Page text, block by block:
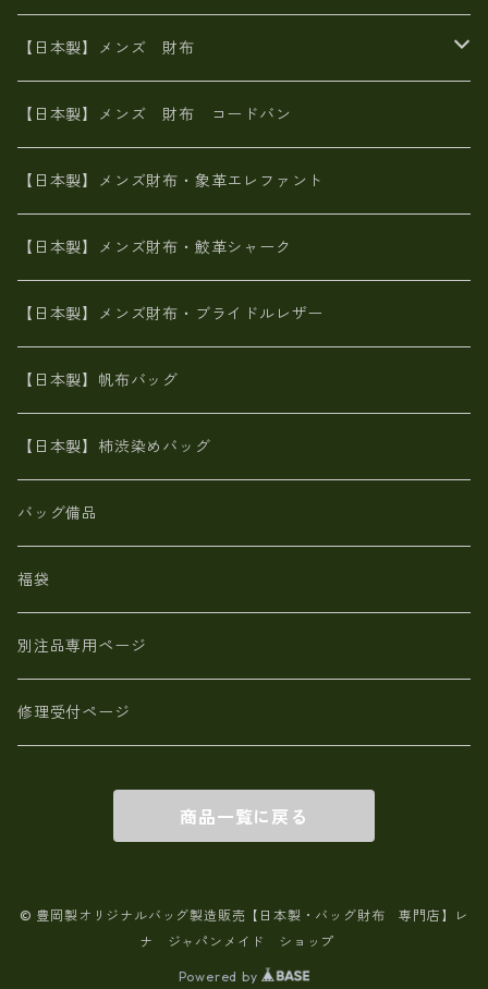
メタリック
革友禅染め
ポーテッド
メタリック
革友禅染め
ヌメ革
がま口財布
革友禅染め
山羊革
火山灰染め
名刺入れ・キーケース、他
【日本製】メンズ 財布
象革エレファント【日本製】メンズ 財布
鮫革シャーク【日本製】メンズ 財布
ブライドルレザー【日本製】メンズ 財布
MAISON de HIROAN 【日本製】メンズ 財布
栃木レザー 【日本製】メンズ 財布
革小物・財布【日本製】メンズ レディース
【日本製】メンズ 財布 アザラシ革(シールスキン)
【日本製】メンズ 財布 コードバン
【日本製】メンズ財布・象革エレファント
【日本製】メンズ財布・鮫革シャーク
【日本製】メンズ財布・ブライドルレザー
【日本製】帆布バッグ
【日本製】柿渋染めバッグ
バッグ備品
福袋
別注品専用ページ
修理受付ページ
商品一覧に戻る
© 豊岡製オリジナルバッグ製造販売【日本製・バッグ財布 専門店】レ
ナ ジャパンメイド ショップ
Powered by